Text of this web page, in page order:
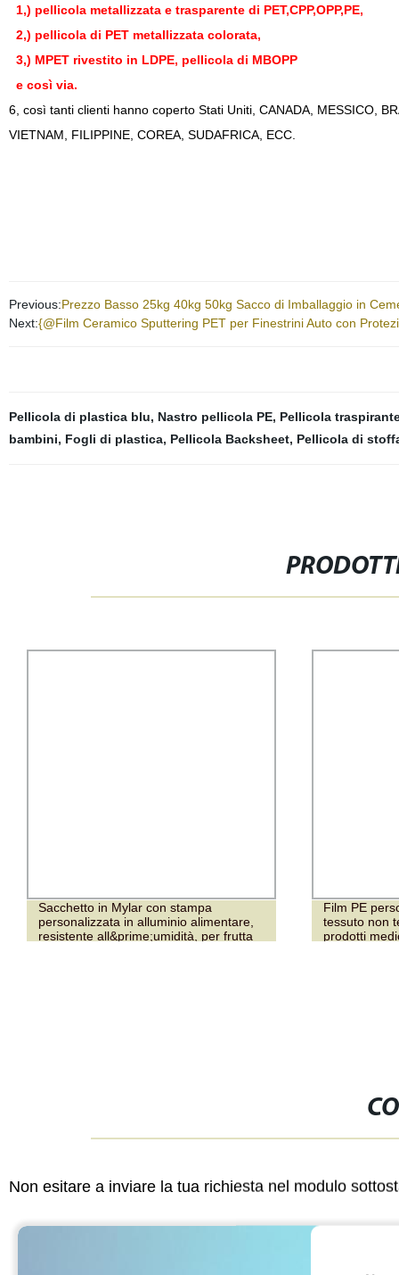
1,) pellicola metallizzata e trasparente di PET,CPP,OPP,PE,
2,) pellicola di PET metallizzata colorata,
3,) MPET rivestito in LDPE, pellicola di MBOPP
e così via.
6, così tanti clienti hanno coperto Stati Uniti, CANADA, MESSICO,
VIETNAM, FILIPPINE, COREA, SUDAFRICA, ECC.
Previous:Prezzo Basso 25kg 40kg 50kg Sacco di Imballaggio in
Next:{@Film Ceramico Sputtering PET per Finestrini Auto con
Pellicola di plastica blu, Nastro pellicola PE, Pellicola
bambini, Fogli di plastica, Pellicola Backsheet, Pellicola di
Sacchetto in Mylar con stampa
personalizzata in alluminio alimentare,
resistente all&prime;umidità, per frutta
Film PE
tessuto non
prodotti
Non esitare a inviare la tua richiesta nel modulo